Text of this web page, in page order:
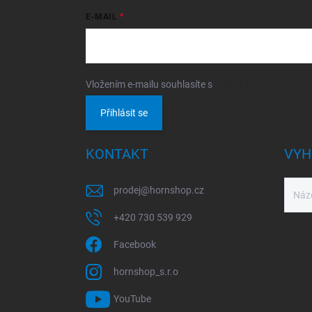
E-MAIL
Vložením e-mailu souhlasíte s
Přihlásit se
KONTAKT
prodej@hornshop.cz
+420 730 539 929
Facebook
hornshop_s.r.o
YouTube